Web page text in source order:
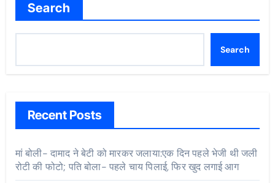
Search
Search
Recent Posts
मां बोली- दामाद ने बेटी को मारकर जलाया:एक दिन पहले भेजी थी जली
रोटी की फोटो; पति बोला- पहले चाय पिलाई, फिर खुद लगाई आग